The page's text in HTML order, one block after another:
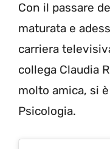
Con il passare
maturata e
carriera
collega Claudia
molto amica, si
Psicologia.